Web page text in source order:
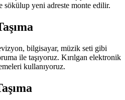
yeni adreste monte edilir.
bilgisayar, müzik seti gibi
ile taşıyoruz. Kırılgan elektronik
kullanıyoruz.